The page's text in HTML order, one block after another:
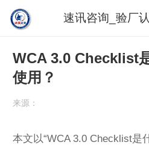
速讯咨询_验厂
WCA 3.0 Checklist
使用？
来源：
本文以“WCA 3.0 Checklist是